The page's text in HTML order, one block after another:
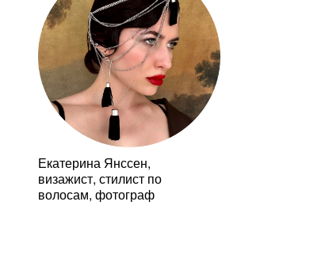
Екатерина Янссен,
визажист, стилист по
волосам, фотограф